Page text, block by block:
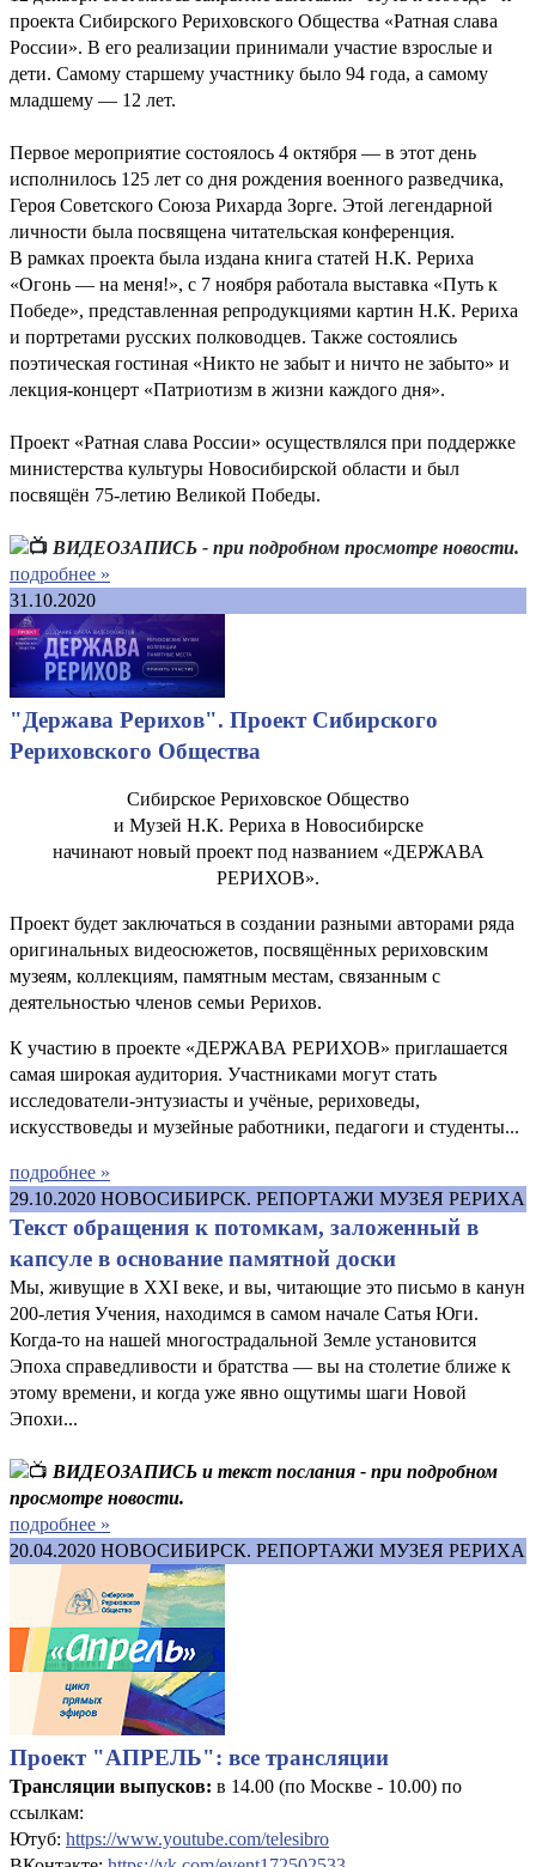
проекта Сибирского Рериховского Общества «Ратная слава
России». В его реализации принимали участие взрослые и
дети. Самому старшему участнику было 94 года, а самому
младшему — 12 лет.
Первое мероприятие состоялось 4 октября — в этот день
исполнилось 125 лет со дня рождения военного разведчика,
Героя Советского Союза Рихарда Зорге. Этой легендарной
личности была посвящена читательская конференция.
В рамках проекта была издана книга статей Н.К. Рериха
«Огонь — на меня!», с 7 ноября работала выставка «Путь к
Победе», представленная репродукциями картин Н.К. Рериха
и портретами русских полководцев. Также состоялись
поэтическая гостиная «Никто не забыт и ничто не забыто» и
лекция-концерт «Патриотизм в жизни каждого дня».
Проект «Ратная слава России» осуществлялся при поддержке
министерства культуры Новосибирской области и был
посвящён 75-летию Великой Победы.
ВИДЕОЗАПИСЬ - при подробном просмотре новости.
подробнее »
31.10.2020
"Держава Рерихов". Проект Сибирского
Рериховского Общества
Сибирское Рериховское Общество
и Музей Н.К. Рериха в Новосибирске
начинают новый проект под названием «ДЕРЖАВА
РЕРИХОВ».
Проект будет заключаться в создании разными авторами ряда
оригинальных видеосюжетов, посвящённых рериховским
музеям, коллекциям, памятным местам, связанным с
деятельностью членов семьи Рерихов.
К участию в проекте «ДЕРЖАВА РЕРИХОВ» приглашается
самая широкая аудитория. Участниками могут стать
исследователи-энтузиасты и учёные, рериховеды,
искусствоведы и музейные работники, педагоги и студенты...
подробнее »
29.10.2020 НОВОСИБИРСК. РЕПОРТАЖИ МУЗЕЯ РЕРИХА
Текст обращения к потомкам, заложенный в
капсуле в основание памятной доски
Мы, живущие в XXI веке, и вы, читающие это письмо в канун
200-летия Учения, находимся в самом начале Сатья Юги.
Когда-то на нашей многострадальной Земле установится
Эпоха справедливости и братства — вы на столетие ближе к
этому времени, и когда уже явно ощутимы шаги Новой
Эпохи...
ВИДЕОЗАПИСЬ и текст послания - при подробном
просмотре новости.
подробнее »
20.04.2020 НОВОСИБИРСК. РЕПОРТАЖИ МУЗЕЯ РЕРИХА
Проект "АПРЕЛЬ": все трансляции
Трансляции выпусков: в 14.00 (по Москве - 10.00) по
ссылкам:
Ютуб: https://www.youtube.com/telesibro